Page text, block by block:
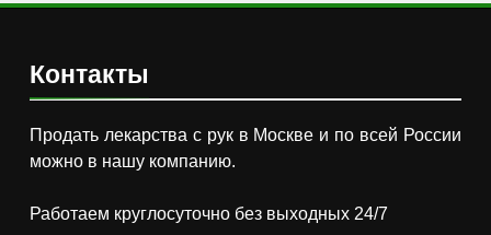
Контакты
Продать лекарства с рук в Москве и по всей России
можно в нашу компанию.
Работаем круглосуточно без выходных 24/7